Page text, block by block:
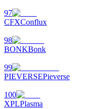
97
CFXConflux
98
BONKBonk
99
PIEVERSEPieverse
100
XPLPlasma